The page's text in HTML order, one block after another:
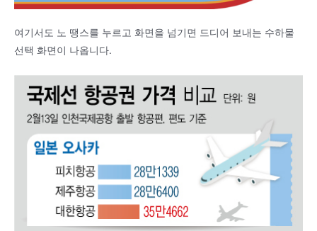
여기서도 노 땡스를 누르고 화면을 넘기면 드디어 보내는 수하물
선택 화면이 나옵니다.